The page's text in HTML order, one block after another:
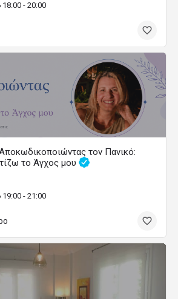
- 20:00
τον Πανικό:
το Άγχος μου
- 21:00